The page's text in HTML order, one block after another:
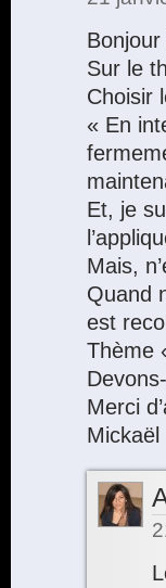
Bonjour
Sur le
Choisir
« En
Et, je
Mais,
Quand
est
Thème
Merci
Mickaël